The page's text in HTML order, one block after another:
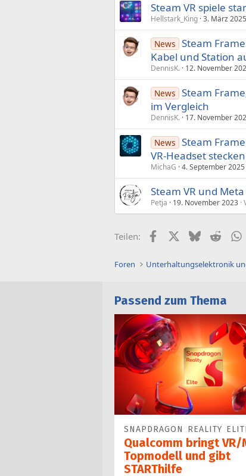
Steam VR spiele
Hellstark_King 3. März 2025
News Steam
Kabel und Station
DennisK. 12. November
News Steam
im Vergleich
DennisK. 17. November
News Steam
VR-Headset stecken
MichaG 4. September 2025
Steam VR und
Petja 19. November 2023
Teilen: FacebookX (Twitter)
BlueskyReddit
Foren Unterhaltungselektronik
Passend zum Thema
SNAPDRAGON REALITY
Qualcomm bringt VR/
Topmodell und gibt
STARThilfe